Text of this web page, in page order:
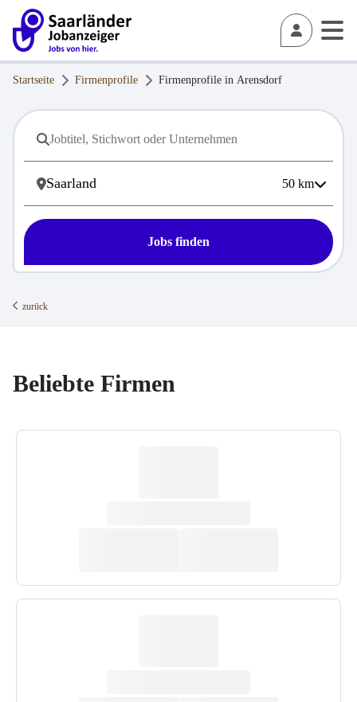
Startseite Firmenprofile Firmenprofile in Arensdorf
50 km
Jobs finden
zurück
Beliebte Firmen